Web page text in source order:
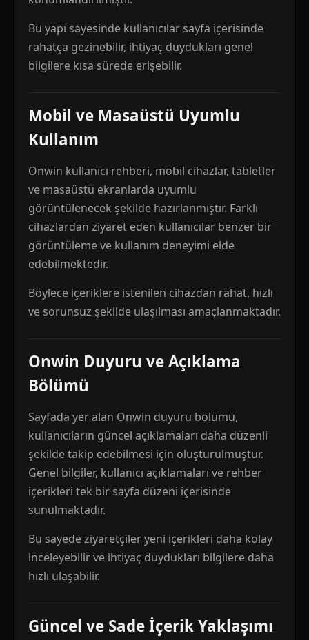
Bu yapı sayesinde kullanıcılar sayfa içerisinde
rahatça gezinebilir, ihtiyaç duydukları genel
bilgilere kısa sürede erişebilir.
Mobil ve Masaüstü Uyumlu
Kullanım
Onwin kullanıcı rehberi, mobil cihazlar, tabletler
ve masaüstü ekranlarda uyumlu
görüntülenecek şekilde hazırlanmıştır. Farklı
cihazlardan ziyaret eden kullanıcılar benzer bir
görüntüleme ve kullanım deneyimi elde
edebilmektedir.
Böylece içeriklere istenilen cihazdan rahat, hızlı
ve sorunsuz şekilde ulaşılması amaçlanmaktadır.
Onwin Duyuru ve Açıklama
Bölümü
Sayfada yer alan Onwin duyuru bölümü,
kullanıcıların güncel açıklamaları daha düzenli
şekilde takip edebilmesi için oluşturulmuştur.
Genel bilgiler, kullanıcı açıklamaları ve rehber
içerikleri tek bir sayfa düzeni içerisinde
sunulmaktadır.
Bu sayede ziyaretçiler yeni içerikleri daha kolay
inceleyebilir ve ihtiyaç duydukları bilgilere daha
hızlı ulaşabilir.
Güncel ve Sade İçerik Yaklaşımı